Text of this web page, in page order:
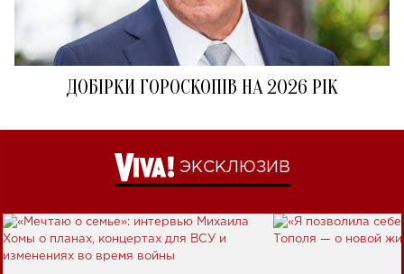
ДОБІРКИ ГОРОСКОПІВ НА 2026 РІК
ЭКСКЛЮЗИВ